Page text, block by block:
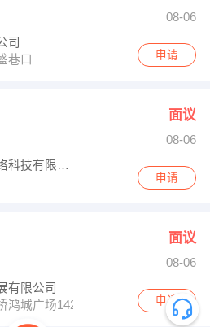
08-06
司
巷口
申请
面议
08-06
云南省迪庆诚信网络科技有限公司
申请
面议
08-06
有限公司
鸿城广场1423号
申请